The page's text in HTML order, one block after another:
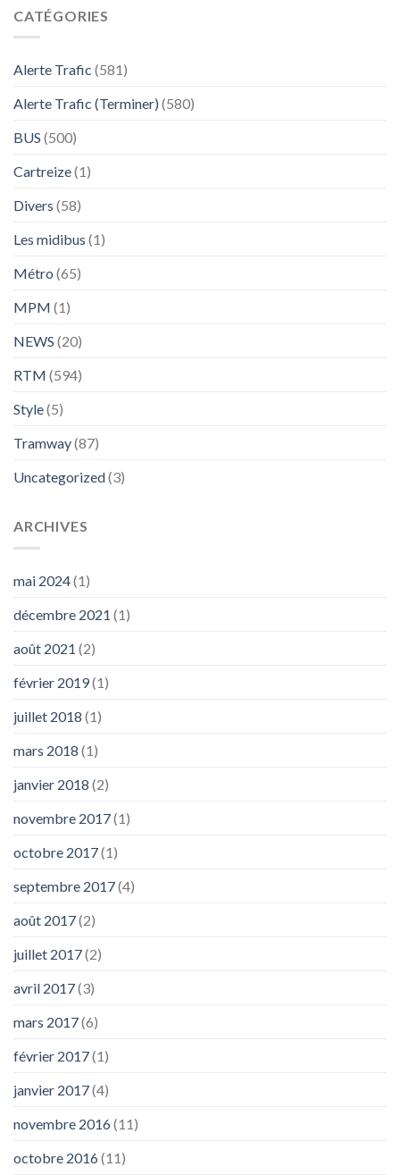
CATÉGORIES
Alerte Trafic (581)
Alerte Trafic (Terminer) (580)
BUS (500)
Cartreize(1)
Divers (58)
Les midibus (1)
Métro (65)
MPM (1)
NEWS (20)
RTM (594)
Style(5)
Tramway(87)
Uncategorized(3)
ARCHIVES
mai 2024(1)
décembre 2021 (1)
août 2021 (2)
février 2019(1)
juillet 2018 (1)
mars 2018 (1)
janvier 2018 (2)
novembre 2017(1)
octobre 2017(1)
septembre 2017(4)
août 2017(2)
juillet 2017(2)
avril 2017(3)
mars 2017(6)
février 2017(1)
janvier 2017(4)
novembre 2016(11)
octobre 2016(11)